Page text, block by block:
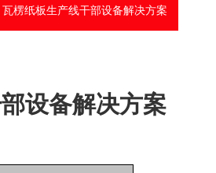
楞纸板生产线干部设备解决方案
设备解决方案